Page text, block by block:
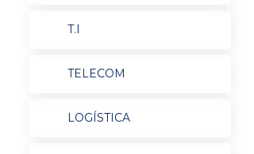
T.I
TELECOM
LOGÍSTICA